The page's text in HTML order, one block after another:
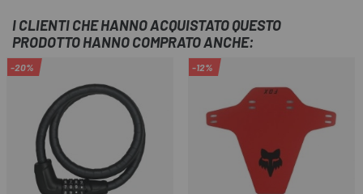
I CLIENTI CHE HANNO ACQUISTATO QUESTO
PRODOTTO HANNO COMPRATO ANCHE:
-20% -12%